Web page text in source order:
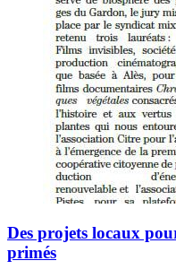
Des projets locaux
primés